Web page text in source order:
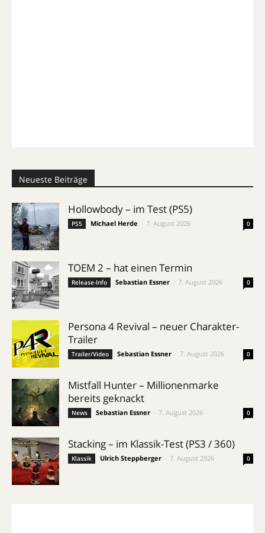
Neueste Beiträge
Hollowbody – im Test (PS5)
PS5 Michael Herde 7. August 2026 0
TOEM 2 – hat einen Termin
Release-Info Sebastian Essner 7. August 2026 0
Persona 4 Revival – neuer Charakter-
Trailer
Trailer/Video Sebastian Essner 7. August 2026 0
Mistfall Hunter – Millionenmarke
bereits geknackt
News Sebastian Essner 7. August 2026 0
Stacking – im Klassik-Test (PS3 / 360)
Klassik Ulrich Steppberger 7. August 2026 0